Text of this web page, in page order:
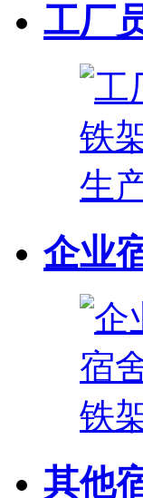
工厂
企业
其他